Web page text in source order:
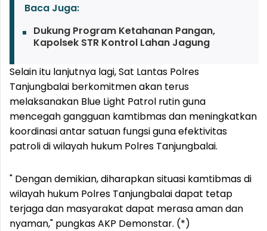
Baca Juga:
Dukung Program Ketahanan Pangan,
Kapolsek STR Kontrol Lahan Jagung
Selain itu lanjutnya lagi, Sat Lantas Polres
Tanjungbalai berkomitmen akan terus
melaksanakan Blue Light Patrol rutin guna
mencegah gangguan kamtibmas dan meningkatkan
koordinasi antar satuan fungsi guna efektivitas
patroli di wilayah hukum Polres Tanjungbalai.
" Dengan demikian, diharapkan situasi kamtibmas di
wilayah hukum Polres Tanjungbalai dapat tetap
terjaga dan masyarakat dapat merasa aman dan
nyaman," pungkas AKP Demonstar. (*)